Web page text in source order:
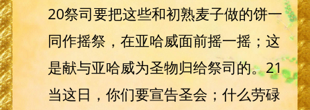
20祭司要把这些和初熟麦子做的饼一
同作摇祭，在亚哈威面前摇一摇；这
是献与亚哈威为圣物归给祭司的。21
当这日，你们要宣告圣会；什么劳碌